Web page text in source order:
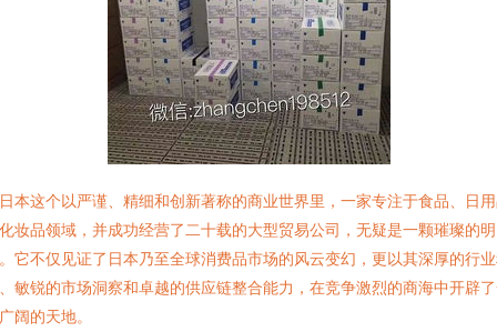
本这个以严谨、精细和创新著称的商业世界里，一家专注于食品、日
妆品领域，并成功经营了二十载的大型贸易公司，无疑是一颗璀璨的明
它不仅见证了日本乃至全球消费品市场的风云变幻，更以其深厚的行
敏锐的市场洞察和卓越的供应链整合能力，在竞争激烈的商海中开辟
阔的天地。